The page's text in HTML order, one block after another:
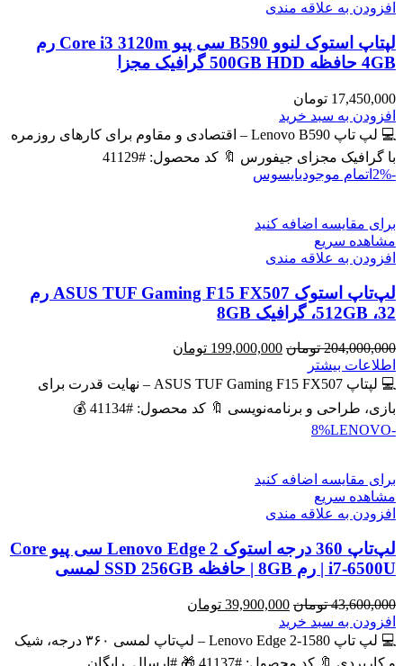
افزودن به علاقه مندی
لپتاپ استوک لنوو B590 سی پیو Core i3 3120m رم
4GB حافظه 500GB HDD گرافیک مجزا
17,450,000 تومان
افزودن به سبد خرید
💻 لپ تاپ Lenovo B590 – اقتصادی و مقاوم برای کارهای روزمره
با گرافیک مجزای جیفورس 🔖 کد محصول: #41129
-2%
اتمام موجودیایسوس
برای مقایسه اضافه کنید
مشاهده سریع
افزودن به علاقه مندی
لپ‌تاپ استوک ASUS TUF Gaming F15 FX507 رم
32، 512GB، گرافیک 8GB
204,000,000 تومان قیمت
204,000,000 تومان
199,000,000 تومان
199,000,000 تومان
است.
اطلاعات بیشتر
💻 لپتاپ ASUS TUF Gaming F15 FX507 – نهایت قدرت برای
بازی، طراحی و برنامه‌نویسی 🔖 کد محصول: #41134 💰
-8%
LENOVO
برای مقایسه اضافه کنید
مشاهده سریع
افزودن به علاقه مندی
لپ‌تاپ 360 درجه استوک Lenovo Edge 2 سی پیو Core
i7-6500U | رم 8GB | حافظه SSD 256GB لمسی
43,600,000 تومان قیمت
اصلی
43,600,000 تومان
39,900,000 تومان
39,900,000 تومان
است.
افزودن به سبد خرید
💻 لپ تاپ Lenovo Edge 2-1580 – لپ‌تاپ لمسی ۳۶۰ درجه، شیک
و کاربردی 🔖 کد محصول: #41137 🎁 #ارسال_رایگان